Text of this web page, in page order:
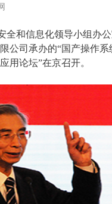
全和信息化领导小组办
公司承办的“国产操作
应用论坛”在京召开。